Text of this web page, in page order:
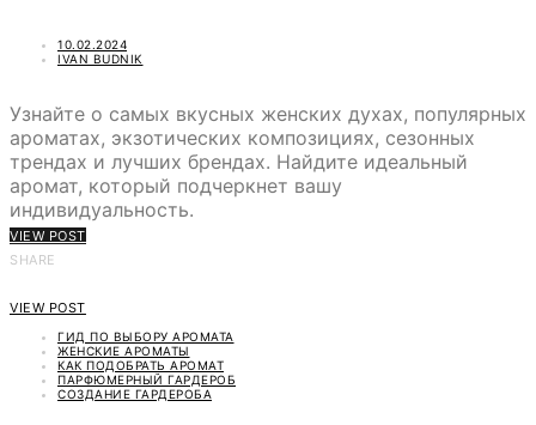
10.02.2024
IVAN BUDNIK
Узнайте о самых вкусных женских духах, популярных
ароматах, экзотических композициях, сезонных
трендах и лучших брендах. Найдите идеальный
аромат, который подчеркнет вашу
индивидуальность.
VIEW POST
SHARE
VIEW POST
ГИД ПО ВЫБОРУ АРОМАТА
ЖЕНСКИЕ АРОМАТЫ
КАК ПОДОБРАТЬ АРОМАТ
ПАРФЮМЕРНЫЙ ГАРДЕРОБ
СОЗДАНИЕ ГАРДЕРОБА